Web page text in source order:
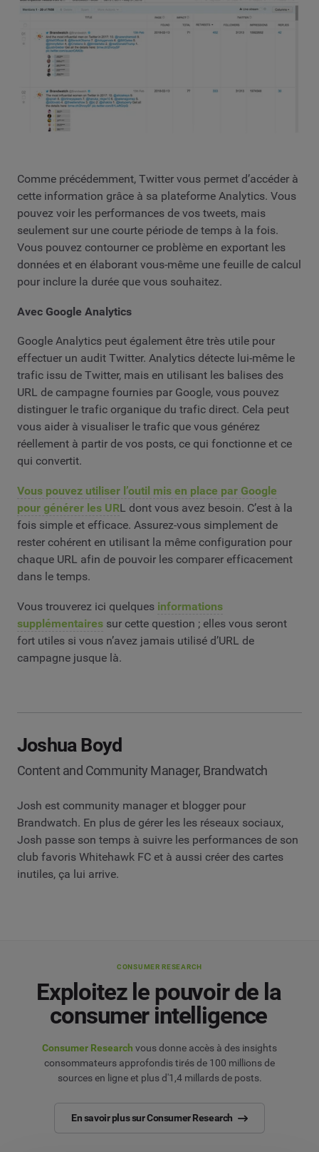
Comme précédemment, Twitter vous permet d’accéder à
cette information grâce à sa plateforme Analytics. Vous
pouvez voir les performances de vos tweets, mais
seulement sur une courte période de temps à la fois.
Vous pouvez contourner ce problème en exportant les
données et en élaborant vous-même une feuille de calcul
pour inclure la durée que vous souhaitez.
Avec Google Analytics
Google Analytics peut également être très utile pour
effectuer un audit Twitter. Analytics détecte lui-même le
trafic issu de Twitter, mais en utilisant les balises des
URL de campagne fournies par Google, vous pouvez
distinguer le trafic organique du trafic direct. Cela peut
vous aider à visualiser le trafic que vous générez
réellement à partir de vos posts, ce qui fonctionne et ce
qui convertit.
Vous pouvez utiliser l’outil mis en place par Google
pour générer les URL dont vous avez besoin. C’est à la
fois simple et efficace. Assurez-vous simplement de
rester cohérent en utilisant la même configuration pour
chaque URL afin de pouvoir les comparer efficacement
dans le temps.
Vous trouverez ici quelques informations
supplémentaires sur cette question ; elles vous seront
fort utiles si vous n’avez jamais utilisé d’URL de
campagne jusque là.
Joshua Boyd
Content and Community Manager, Brandwatch
Josh est community manager et blogger pour
Brandwatch. En plus de gérer les les réseaux sociaux,
Josh passe son temps à suivre les performances de son
club favoris Whitehawk FC et à aussi créer des cartes
inutiles, ça lui arrive.
CONSUMER RESEARCH
Exploitez le pouvoir de la
consumer intelligence
Consumer Research vous donne accès à des insights
consommateurs approfondis tirés de 100 millions de
sources en ligne et plus d'1,4 millards de posts.
En savoir plus sur Consumer Research